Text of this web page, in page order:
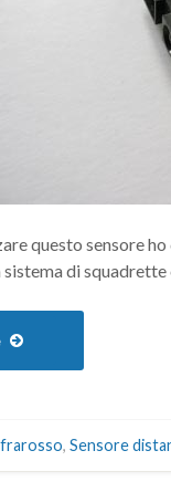
questo sensore
di
, Sensore